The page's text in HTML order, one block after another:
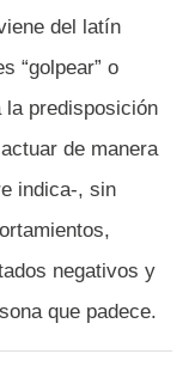
del latín
“golpear” o
la predisposición
de manera
indica-, sin
negativos y
que padece.